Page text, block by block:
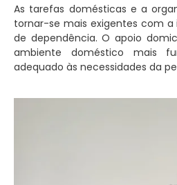
As tarefas domésticas e a
tornar-se mais exigentes com
de dependência. O apoio
ambiente doméstico mais
adequado às necessidades da